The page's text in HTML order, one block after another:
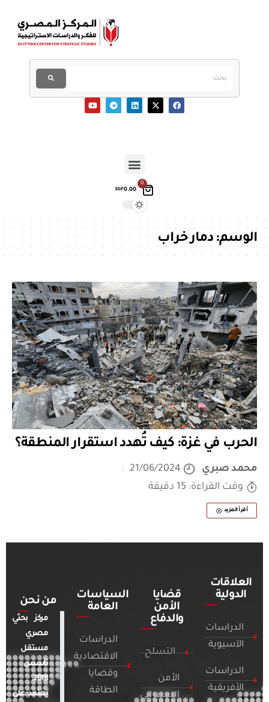
0
EGP0.00
الوسم:دمار خراب
الحرب في غزة: كيف تُهدد استقرار المنطقة؟
محمد صبري
21/06/2024
وقت القراءة: 15 دقيقة
أقرأ المزيد
العلاقات
الدولية
الدراسات
الآسيوية
الدراسات
الأفريقية
قضايا
الأمن
والدفاع
التسلح
الأمن
السيبراني
السياسات
العامة
الدراسات
الاقتصادية
وقضايا
الطاقة
من نحن
مركز بحثي
مصري
مستقل
تأسس
2018.
يعتمد على